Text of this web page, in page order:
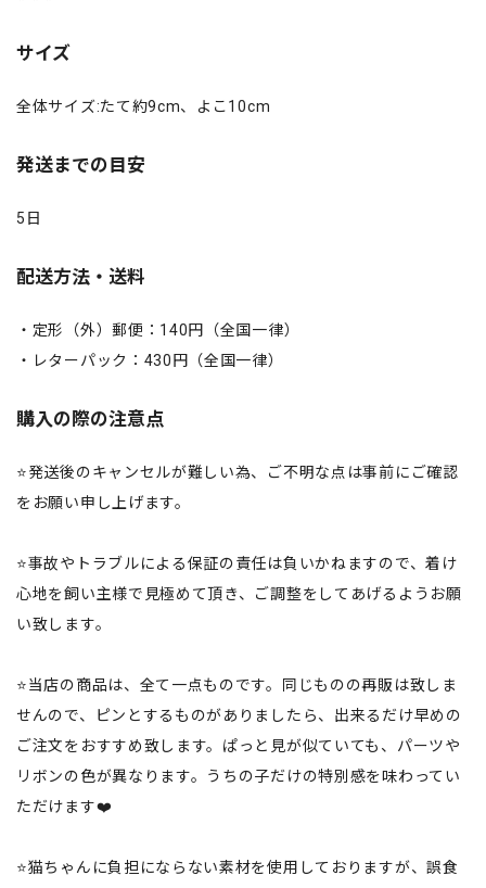
サイズ
全体サイズ:たて約9cm、よこ10cm
発送までの目安
5日
配送方法・送料
・定形（外）郵便：140円（全国一律）
・レターパック：430円（全国一律）
購入の際の注意点
⭐️発送後のキャンセルが難しい為、ご不明な点は事前にご確認
をお願い申し上げます。
⭐️事故やトラブルによる保証の責任は負いかねますので、着け
心地を飼い主様で見極めて頂き、ご調整をしてあげるようお願
い致します。
⭐️当店の商品は、全て一点ものです。同じものの再販は致しま
せんので、ピンとするものがありましたら、出来るだけ早めの
ご注文をおすすめ致します。ぱっと見が似ていても、パーツや
リボンの色が異なります。うちの子だけの特別感を味わってい
ただけます❤️
⭐️猫ちゃんに負担にならない素材を使用しておりますが、誤食